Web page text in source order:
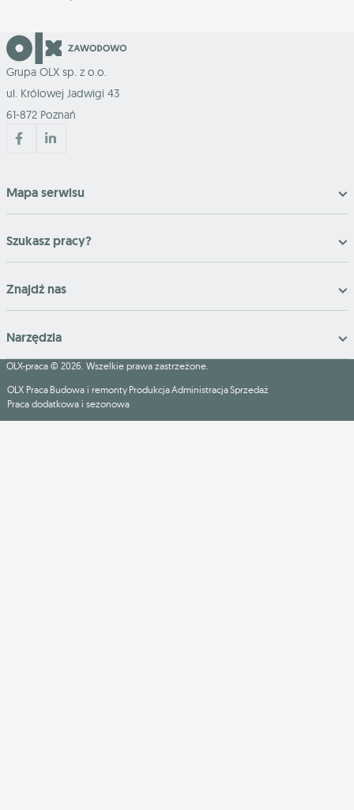
Grupa OLX sp. z o.o.
ul. Królowej Jadwigi 43
61-872 Poznań
Mapa serwisu
Szukasz pracy?
Znajdź nas
Narzędzia
OLX-praca © 2026. Wszelkie prawa zastrzeżone.
OLX Praca Budowa i remonty ProdukcjaAdministracjaSprzedaż
Praca dodatkowa i sezonowa